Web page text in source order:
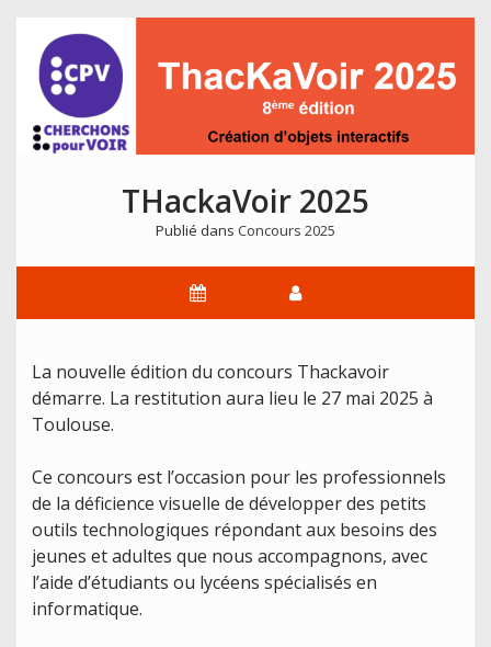
RESSOURCES
CONTACT
THackaVoir 2025
Publié dans Concours 2025
La nouvelle édition du concours Thackavoir
démarre. La restitution aura lieu le 27 mai 2025 à
Toulouse.
Ce concours est l’occasion pour les professionnels
de la déficience visuelle de développer des petits
outils technologiques répondant aux besoins des
jeunes et adultes que nous accompagnons, avec
l’aide d’étudiants ou lycéens spécialisés en
informatique.